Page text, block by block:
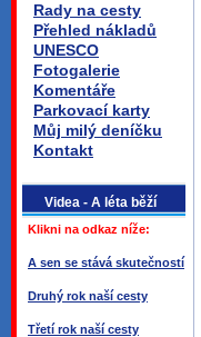
Rady na cesty
Přehled nákladů
UNESCO
Fotogalerie
Komentáře
Parkovací karty
Můj milý deníčku
Kontakt
Videa - A léta běží
Klikni na odkaz níže:
A sen se stává skutečností
Druhý rok naší cesty
Třetí rok naší cesty